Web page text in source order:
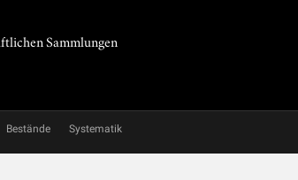
Sammlungen
Bestände Systematik